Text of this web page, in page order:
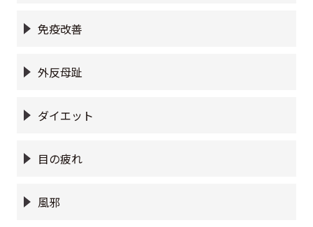
免疫改善
外反母趾
ダイエット
目の疲れ
風邪